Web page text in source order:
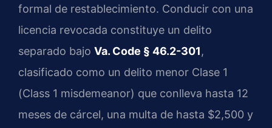
formal de restablecimiento. Conducir con una
licencia revocada constituye un delito
separado bajo Va. Code § 46.2-301,
clasificado como un delito menor Clase 1
(Class 1 misdemeanor) que conlleva hasta 12
meses de cárcel, una multa de hasta $2,500 y